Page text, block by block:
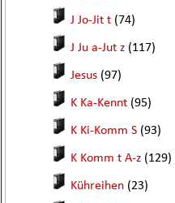
J Jo-Jit t (74)
J Ju a-Jut z (117)
Jesus (97)
K Ka-Kennt (95)
K Ki-Komm S (93)
K Komm t A-z (129)
Kühreihen (23)